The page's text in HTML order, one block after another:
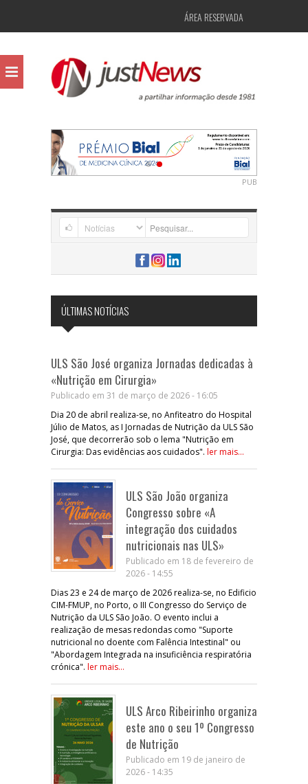
ÁREA RESERVADA
PUB
ÚLTIMAS NOTÍCIAS
ULS São José organiza Jornadas dedicadas à
«Nutrição em Cirurgia»
Publicado em 31 de março de 2026 - 16:05
Dia 20 de abril realiza-se, no Anfiteatro do Hospital
Júlio de Matos, as I Jornadas de Nutrição da ULS São
José, que decorrerão sob o lema "Nutrição em
Cirurgia: Das evidências aos cuidados". ler mais...
ULS São João organiza
Congresso sobre «A
integração dos cuidados
nutricionais nas ULS»
Publicado em 18 de fevereiro de
2026 - 14:55
Dias 23 e 24 de março de 2026 realiza-se, no Edificio
CIM-FMUP, no Porto, o III Congresso do Serviço de
Nutrição da ULS São João. O evento inclui a
realização de mesas redondas como "Suporte
nutricional no doente com Falência Intestinal" ou
"Abordagem Integrada na insuficiência respiratória
crónica". ler mais...
ULS Arco Ribeirinho organiza
este ano o seu 1º Congresso
de Nutrição
Publicado em 19 de janeiro de
2026 - 14:35